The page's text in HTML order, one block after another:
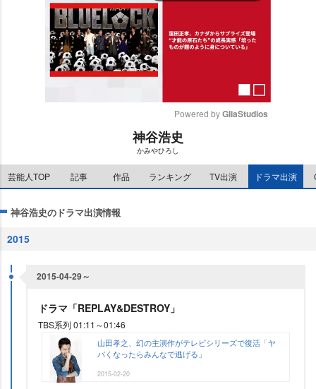
e
Powered by GliaStudios
神谷浩史
かみやひろし
芸能人TOP 記事 作品 ランキング TV出演 ドラマ出演
神谷浩史のドラマ出演情報
2015
2015-04-29～
ドラマ「REPLAY&DESTROY」
TBS系列 01:11～01:46
山田孝之、幻の主演作がテレビシリーズで復活「ヤ
バくなったらみんなで逃げる」
2015-02-20